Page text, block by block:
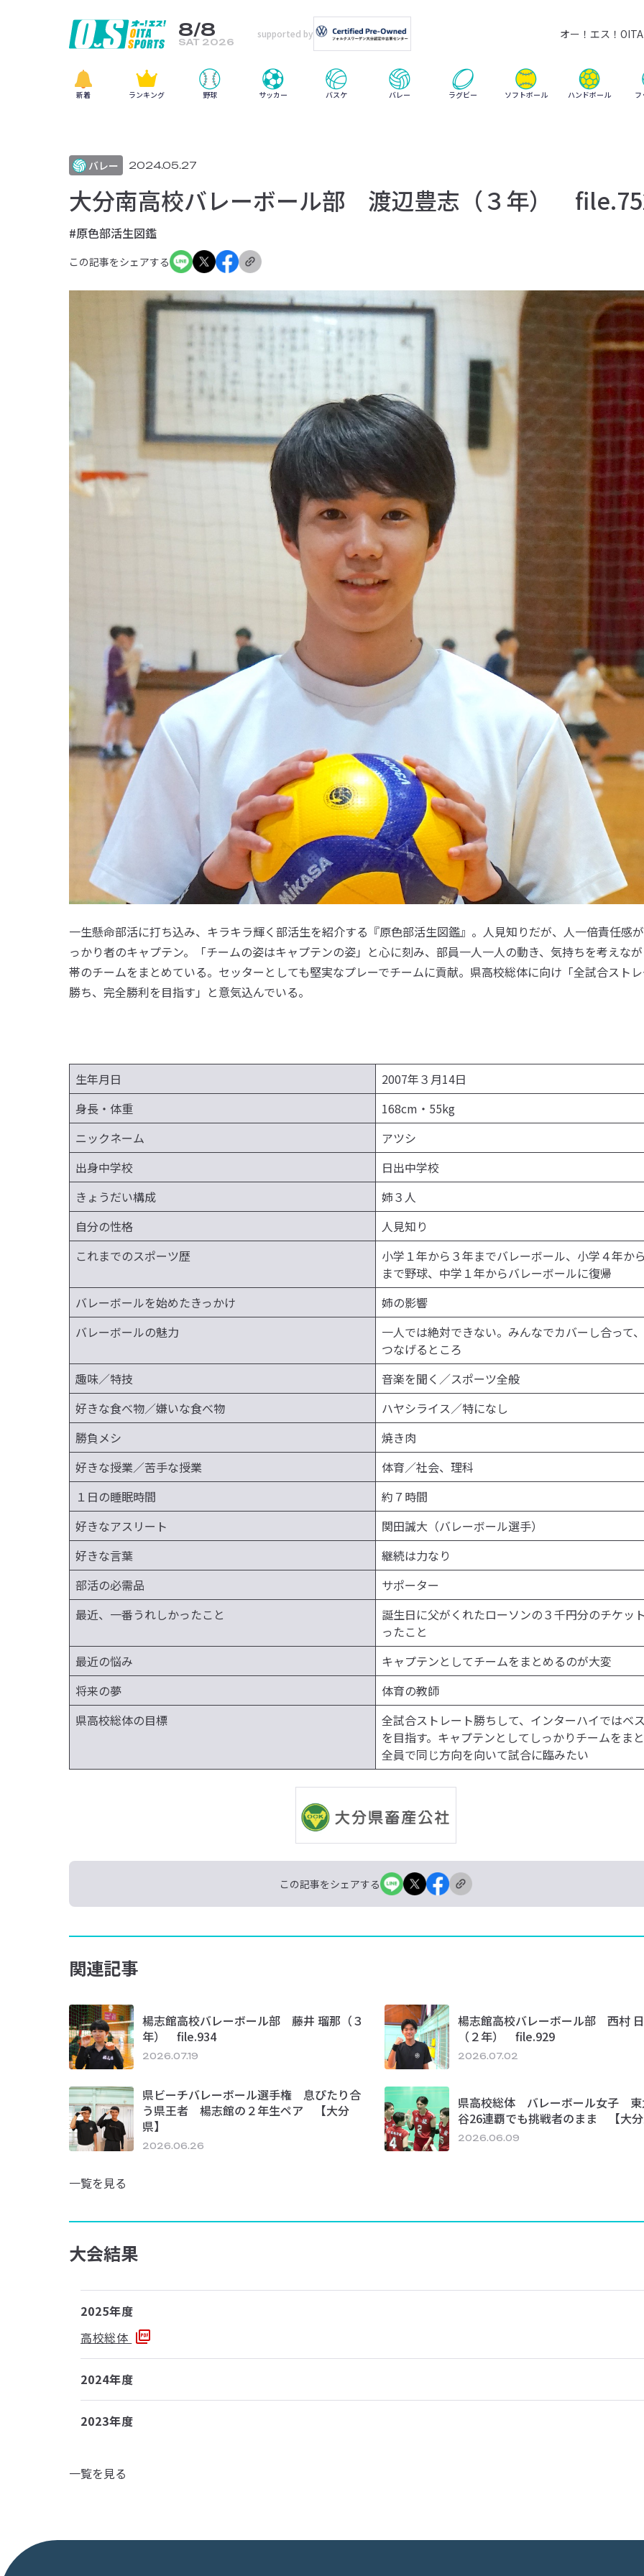
8/8
SAT 2026
supported by オー！エス！
新着 ランキング 野球 サッカー バスケ バレー ラグビー ソフトボール ハンドボール
バレー 2024.05.27
大分南高校バレーボール部 渡辺豊志（３年）
#原色部活生図鑑
この記事をシェアする
一生懸命部活に打ち込み、キラキラ輝く部活生を紹介する『原色部活生図鑑』。人見知りだが、人一倍責任感
っかり者のキャプテン。「チームの姿はキャプテンの姿」と心に刻み、部員一人一人の動き、気持ちを考えな
帯のチームをまとめている。セッターとしても堅実なプレーでチームに貢献。県高校総体に向け「全試合スト
勝ち、完全勝利を目指す」と意気込んでいる。
生年月日
2007年３月14日
身長・体重
168cm・55kg
ニックネーム
アツシ
出身中学校
日出中学校
きょうだい構成
姉３人
自分の性格
人見知り
これまでのスポーツ歴
小学１年から３年までバレーボール、小学４年か
まで野球、中学１年からバレーボールに復帰
バレーボールを始めたきっかけ
姉の影響
バレーボールの魅力
一人では絶対できない。みんなでカバーし合って
つなげるところ
趣味／特技
音楽を聞く／スポーツ全般
好きな食べ物／嫌いな食べ物
ハヤシライス／特になし
勝負メシ
焼き肉
好きな授業／苦手な授業
体育／社会、理科
１日の睡眠時間
約７時間
好きなアスリート
関田誠大（バレーボール選手）
好きな言葉
継続は力なり
部活の必需品
サポーター
最近、一番うれしかったこと
誕生日に父がくれたローソンの３千円分のチケッ
ったこと
最近の悩み
キャプテンとしてチームをまとめるのが大変
将来の夢
体育の教師
県高校総体の目標
全試合ストレート勝ちして、インターハイではベ
を目指す。キャプテンとしてしっかりチームをま
全員で同じ方向を向いて試合に臨みたい
この記事をシェアする
関連記事
楊志館高校バレーボール部 藤井 瑠那（３
年） file.934
2026.07.19
楊志館高校バレーボール部 西村
（２年） file.929
2026.07.02
県ビーチバレーボール選手権 息ぴたり合
う県王者 楊志館の２年生ペア 【大分
県】
2026.06.26
県高校総体 バレーボール女子 東
谷26連覇でも挑戦者のまま 【大
2026.06.09
一覧を見る
大会結果
2025年度
高校総体
2024年度
2023年度
一覧を見る